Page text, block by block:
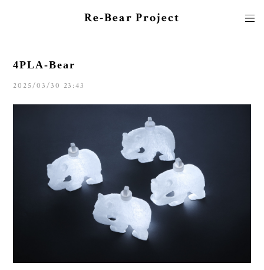
Re-Bear Project
4PLA-Bear
2025/03/30 23:43